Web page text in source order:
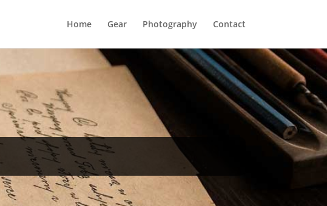
Home Gear Photography Contact